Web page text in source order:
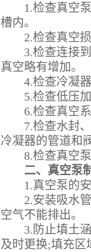
1.检查真空泵
槽内。
2.检查真空损
3.检查连接到
真空略有增加。
4.检查冷凝器
5.检查低压加
6.检查真空系
7.检查水封、
冷凝器的管道和
8.检查真空泵
二、真空泵制
1.真空泵的安
2.安装吸水管
空气不能排出。
3.防止填土涵
及时更换;填充区